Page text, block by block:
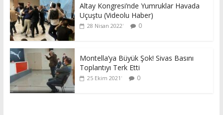
Altay Kongresi’nde Yumruklar Havada
Uçuştu (Videolu Haber)
28 Nisan 2022 0
Montella’ya Büyük Şok! Sivas Basını
Toplantıyı Terk Etti
25 Ekim 2021 0